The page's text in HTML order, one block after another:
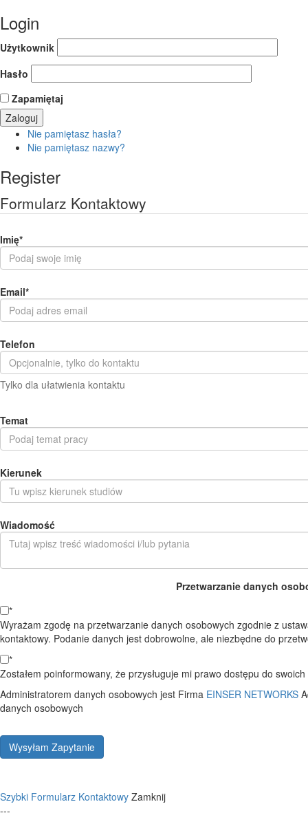
Login
Użytkownik
Hasło
Zapamiętaj
Nie pamiętasz hasła?
Nie pamiętasz nazwy?
Register
Formularz Kontaktowy
Imię*
Email*
Telefon
Tylko dla ułatwienia kontaktu
Temat
Kierunek
Wiadomość
Przetwarzanie danych
*
Wyrażam zgodę na przetwarzanie danych osobowych zgodnie z
kontaktowy. Podanie danych jest dobrowolne, ale niezbędne do
*
Zostałem poinformowany, że przysługuje mi prawo dostępu do
Administratorem danych osobowych jest Firma EINSER NETWORKS
danych osobowych
Wysyłam Zapytanie
Szybki Formularz Kontaktowy Zamknij
---